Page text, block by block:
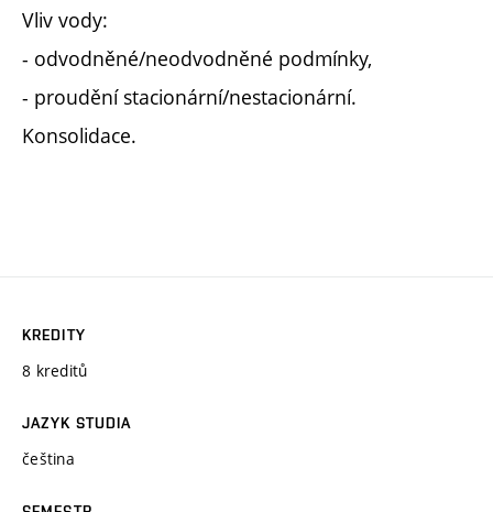
Vliv vody:
- odvodněné/neodvodněné podmínky,
- proudění stacionární/nestacionární.
Konsolidace.
KREDITY
8 kreditů
JAZYK STUDIA
čeština